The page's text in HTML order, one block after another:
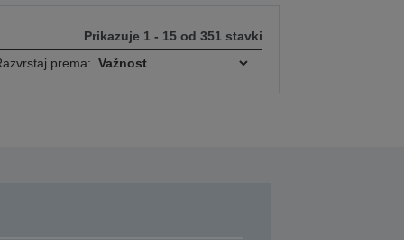
Prikazuje 1 - 15 od 351 stavki
prema: